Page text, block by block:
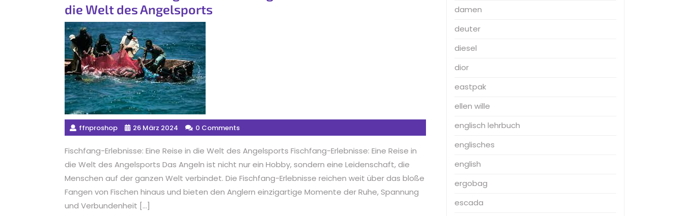
die Welt des Angelsports
ffnproshop 26 März 2024 0 Comments
Fischfang-Erlebnisse: Eine Reise in die Welt des Angelsports Fischfang-Erlebnisse: Eine Reise in
die Welt des Angelsports Das Angeln ist nicht nur ein Hobby, sondern eine Leidenschaft, die
Menschen auf der ganzen Welt verbindet. Die Fischfang-Erlebnisse reichen weit über das bloße
Fangen von Fischen hinaus und bieten den Anglern einzigartige Momente der Ruhe, Spannung
und Verbundenheit […]
damen
deuter
diesel
dior
eastpak
ellen wille
englisch lehrbuch
englisches
english
ergobag
escada